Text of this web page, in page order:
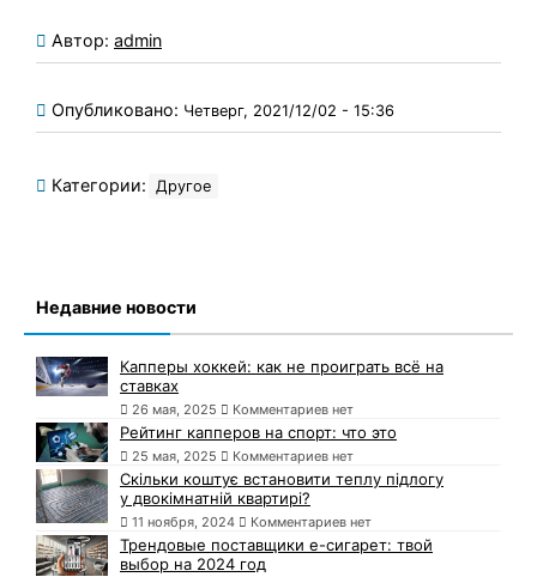
Автор: admin
Опубликовано: Четверг, 2021/12/02 - 15:36
Категории: Другое
Недавние новости
Капперы хоккей: как не проиграть всё на
ставках
26 мая, 2025 Комментариев нет
Рейтинг капперов на спорт: что это
25 мая, 2025 Комментариев нет
Скільки коштує встановити теплу підлогу
у двокімнатній квартирі?
11 ноября, 2024 Комментариев нет
Трендовые поставщики e-сигарет: твой
выбор на 2024 год